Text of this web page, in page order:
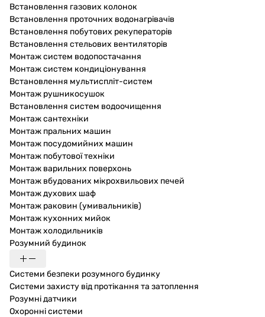
Встановлення газових колонок
Встановлення проточних водонагрівачів
Встановлення побутових рекуператорів
Встановлення стельових вентиляторів
Монтаж систем водопостачання
Монтаж систем кондиціонування
Встановлення мультиспліт-систем
Монтаж рушникосушок
Встановлення систем водоочищення
Монтаж сантехніки
Монтаж пральних машин
Монтаж посудомийних машин
Монтаж побутової техніки
Монтаж варильних поверхонь
Монтаж вбудованих мікрохвильових печей
Монтаж духових шаф
Монтаж раковин (умивальників)
Монтаж кухонних мийок
Монтаж холодильників
Розумний будинок
Системи безпеки розумного будинку
Системи захисту від протікання та затоплення
Розумні датчики
Охоронні системи